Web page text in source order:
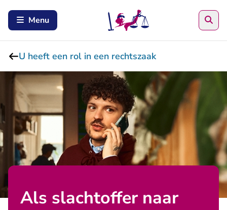
Menu
U heeft een rol in een rechtszaak
Als slachtoffer naar